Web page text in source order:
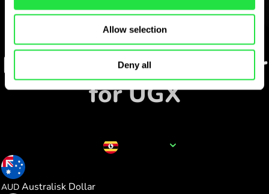
Allow selection
Deny all
Följ populära valutapar
för UGX
AUD Australisk Dollar